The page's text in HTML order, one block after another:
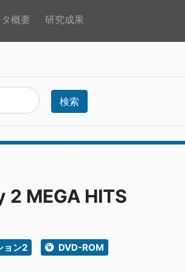
概要 研究成果
検索
MEGA HITS
ョン2 DVD-ROM